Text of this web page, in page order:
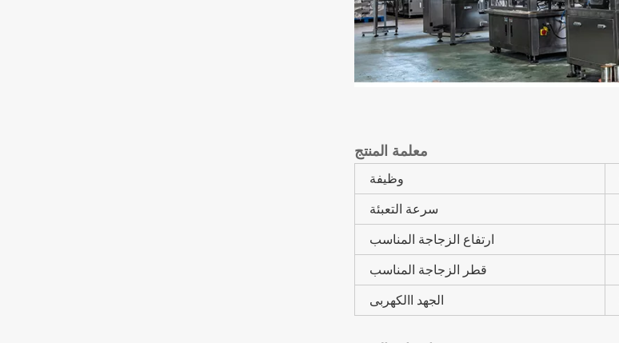
معلمة المنتج
وظيفة
سرعة التعبئة
ارتفاع الزجاجة المناسب
قطر الزجاجة المناسب
الجهد االكهربى